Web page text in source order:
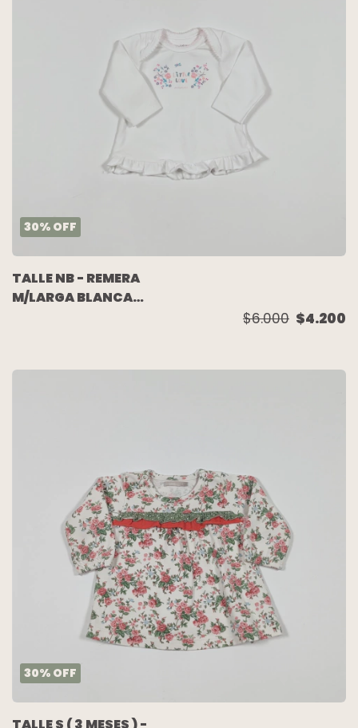
30% OFF
TALLE NB - REMERA
M/LARGA BLANCA
$6.000 $4.200
30% OFF